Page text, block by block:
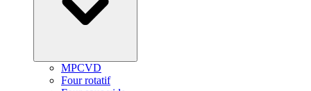
MPCVD
Four rotatif